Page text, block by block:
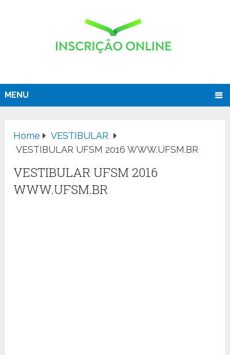
MENU
Home
VESTIBULAR
VESTIBULAR UFSM 2016 WWW.UFSM.BR
VESTIBULAR UFSM 2016
WWW.UFSM.BR